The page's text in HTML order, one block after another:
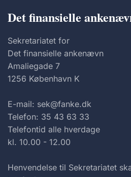
Det finansielle
Sekretariatet for
Det finansielle ankenævn
Amaliegade 7
1256 København K
E-mail: sek@fanke.dk
Telefon: 35 43 63 33
Telefontid alle hverdage
kl. 10.00 - 12.00
Henvendelse til Sekretariatet